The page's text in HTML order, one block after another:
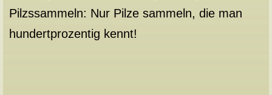
Pilzssammeln: Nur Pilze sammeln, die man
hundertprozentig kennt!